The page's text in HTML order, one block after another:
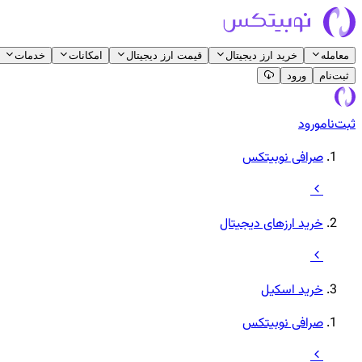
معامله خرید ارز دیجیتال قیمت ارز دیجیتال امکانات خدمات
ثبت‌نام
ورود
ثبت‌نامورود
صرافی نوبیتکس
خرید ارزهای دیجیتال
خرید اسکیل
صرافی نوبیتکس